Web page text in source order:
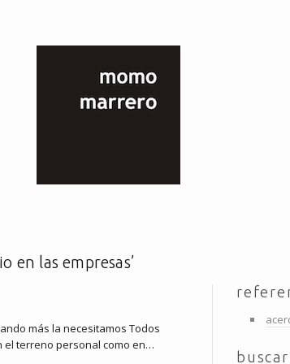
en las empresas’
más la necesitamos Todos
el terreno personal como en…
buscar